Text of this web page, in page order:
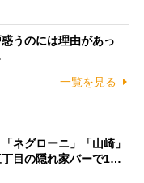
うのには理由があっ
一覧を見る
ネグローニ」「山崎」
丁目の隠れ家バーで1…